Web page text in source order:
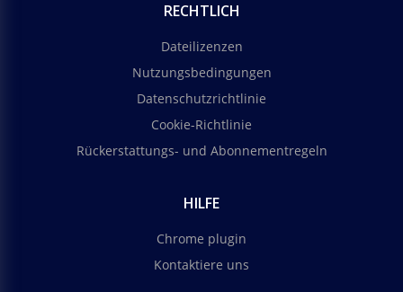
RECHTLICH
Dateilizenzen
Nutzungsbedingungen
Datenschutzrichtlinie
Cookie-Richtlinie
Rückerstattungs- und Abonnementregeln
HILFE
Chrome plugin
Kontaktiere uns